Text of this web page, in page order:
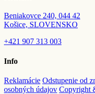
Beniakovce 240, 044 42
Košice, SLOVENSKO
+421 907 313 003
Info
Reklamácie Odstupenie od
osobných údajov Copyright